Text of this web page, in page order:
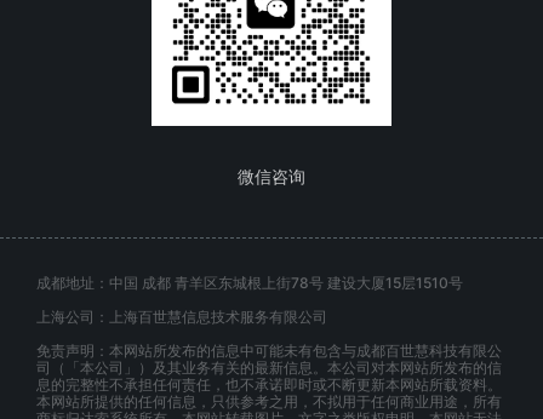
微信咨询
成都地址：中国 成都 青羊区东城根上街78号 建设大厦15层1510号
上海公司：上海百世慧信息技术服务有限公司
免责声明：本网站所发布的信息中可能未有包含与成都百世慧科技有限公
司（「本公司」）及其业务有关的最新信息。本公司对本网站所发布的信
息的完整性不承担任何责任，也不承诺即时或不断更新本网站所载资料。
本网站所提供的任何信息，只供参考之用，不拟用于任何商业用途，所有